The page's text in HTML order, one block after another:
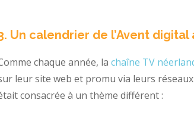
Un calendrier de l’Avent
chaque année, la chaîne TV
leur site web et promu via leurs
consacrée à un thème différent :